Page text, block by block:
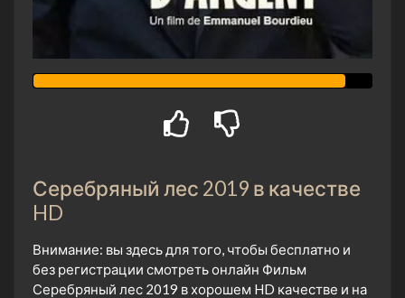
Серебряный лес 2019 в качестве
HD
Внимание: вы здесь для того, чтобы бесплатно и
без регистрации смотреть онлайн Фильм
Серебряный лес 2019 в хорошем HD качестве и на